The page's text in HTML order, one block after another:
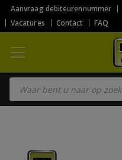
Aanvraag debiteurennummer
Vacatures
Contact FAQ
Producten zoeken